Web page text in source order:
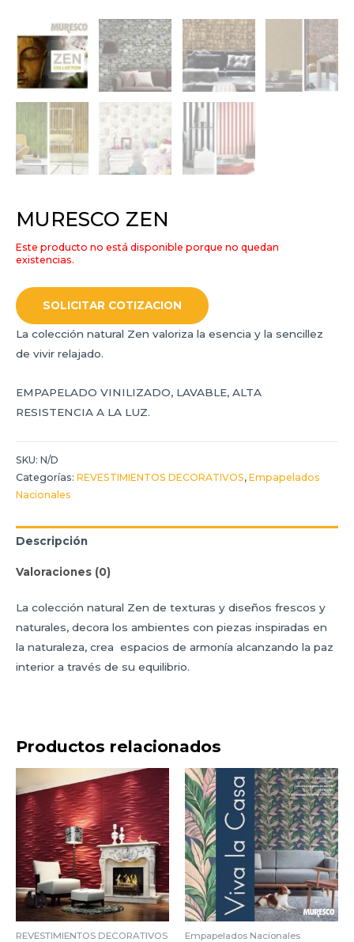
MURESCO ZEN
Este producto no está disponible porque no quedan
existencias.
SOLICITAR COTIZACION
La colección natural Zen valoriza la esencia y la sencillez
de vivir relajado.
EMPAPELADO VINILIZADO, LAVABLE, ALTA
RESISTENCIA A LA LUZ.
SKU: N/D
Categorías: REVESTIMIENTOS DECORATIVOS, Empapelados
Nacionales
Descripción
Valoraciones (0)
La colección natural Zen de texturas y diseños frescos y
naturales, decora los ambientes con piezas inspiradas en
la naturaleza, crea espacios de armonía alcanzando la paz
interior a través de su equilibrio.
Productos relacionados
REVESTIMIENTOS DECORATIVOS Empapelados Nacionales